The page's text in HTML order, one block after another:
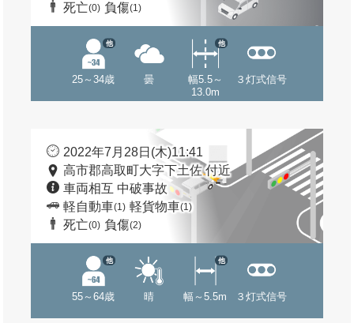
死亡(0) 負傷(1)
25～34歳
他
曇
幅5.5～
13.0m
他
３灯式信号
2022年7月28日(木)11:41
高市郡高取町大字下土佐 付近
車両相互 中破事故
軽自動車(1) 軽貨物車(1)
死亡(0) 負傷(2)
55～64歳
他
晴 幅～5.5m
他
３灯式信号